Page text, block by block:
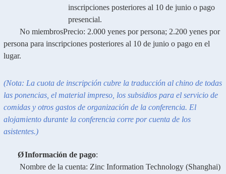
inscripciones posteriores al 10 de junio o pago
presencial.
No miembrosPrecio: 2.000 yenes por persona; 2.200 yenes por
persona para inscripciones posteriores al 10 de junio o pago en el
lugar.
(Nota: La cuota de inscripción cubre la traducción al chino de todas
las ponencias, el material impreso, los subsidios para el servicio de
comidas y otros gastos de organización de la conferencia. El
alojamiento durante la conferencia corre por cuenta de los
asistentes.)
ØInformación de pago:
Nombre de la cuenta: Zinc Information Technology (Shanghai)